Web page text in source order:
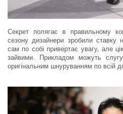
Секрет полягає в правильному
сезону дизайнери зробили ставку
сам по собі привертає увагу, але
зайвими. Прикладом можуть
оригінальним шнуруванням по всій